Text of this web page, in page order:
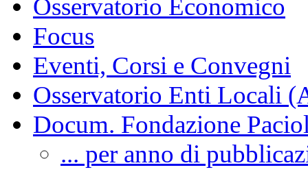
Osservatorio Economico
Focus
Eventi, Corsi e Convegni
Osservatorio Enti Locali
Docum. Fondazione
... per anno di